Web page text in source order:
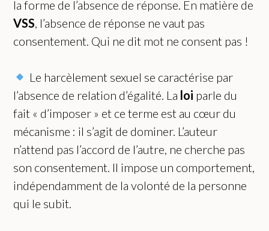
la forme de l’absence de réponse. En matière de
VSS , l’absence de réponse ne vaut pas
consentement. Qui ne dit mot ne consent pas !
Le harcèlement sexuel se caractérise par
l’absence de relation d’égalité. La loi parle du
fait « d’imposer » et ce terme est au cœur du
mécanisme : il s’agit de dominer. L’auteur
n’attend pas l’accord de l’autre, ne cherche pas
son consentement. Il impose un comportement,
indépendamment de la volonté de la personne
qui le subit.